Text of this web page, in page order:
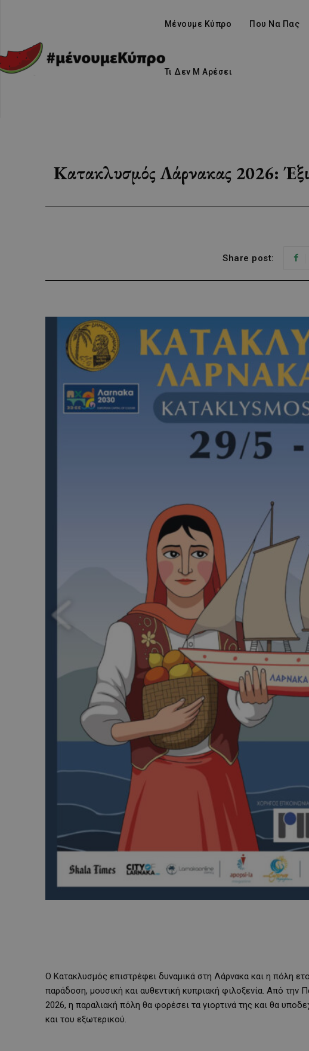
Μένουμε Κύπρο Που Να Πας
Τι Δεν Μ Αρέσει
Κατακλυσμός Λάρνακας 2026: Έξι
Share post:
Ο Κατακλυσμός επιστρέφει δυναμικά στη Λάρνακα και η πόλη
παράδοση, μουσική και αυθεντική κυπριακή φιλοξενία. Από την
2026, η παραλιακή πόλη θα φορέσει τα γιορτινά της και θα
και του εξωτερικού.